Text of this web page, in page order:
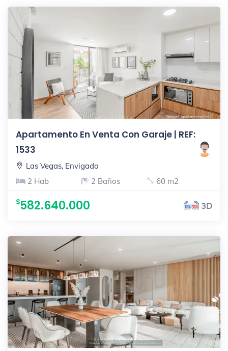
Apartamento En Venta Con Garaje | REF:
1533
Las Vegas, Envigado
2 Hab
2 Baños 60 m2
582.640.000 3D